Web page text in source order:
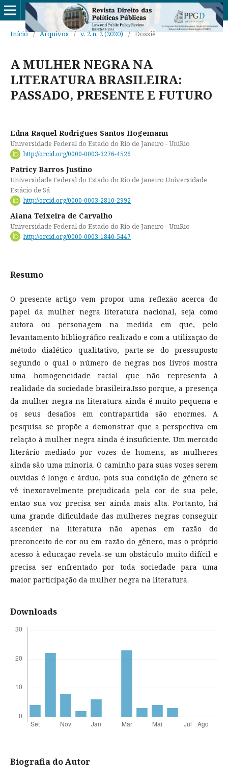
Início / Arquivos / v. 2 n. 2 (2020) / Dossiê
A MULHER NEGRA NA
LITERATURA BRASILEIRA:
PASSADO, PRESENTE E FUTURO
Edna Raquel Rodrigues Santos Hogemann
Universidade Federal do Estado do Rio de Janeiro - UniRio
http://orcid.org/0000-0003-3276-4526
Patricy Barros Justino
Universidade Federal do Estado do Rio de Janeiro Universidade
Estácio de Sá
http://orcid.org/0000-0003-2810-2992
Aiana Teixeira de Carvalho
Universidade Federal do Estado do Rio de Janeiro - UniRio
http://orcid.org/0000-0003-1840-5447
Resumo
O presente artigo vem propor uma reflexão acerca do
papel da mulher negra literatura nacional, seja como
autora ou personagem na medida em que, pelo
levantamento bibliográfico realizado e com a utilização do
método dialético qualitativo, parte-se do pressuposto
segundo o qual o número de negras nos livros mostra
uma homogeneidade racial que não representa à
realidade da sociedade brasileira.Isso porque, a presença
da mulher negra na literatura ainda é muito pequena e
os seus desafios em contrapartida são enormes. A
pesquisa se propõe a demonstrar que a perspectiva em
relação à mulher negra ainda é insuficiente. Um mercado
literário mediado por vozes de homens, as mulheres
ainda são uma minoria. O caminho para suas vozes serem
ouvidas é longo e árduo, pois sua condição de gênero se
vê inexoravelmente prejudicada pela cor de sua pele,
então sua voz precisa ser ainda mais alta. Portanto, há
uma grande dificuldade das mulheres negras conseguir
ascender na literatura não apenas em razão do
preconceito de cor ou em razão do gênero, mas o próprio
acesso à educação revela-se um obstáculo muito difícil e
precisa ser enfrentado por toda sociedade para uma
maior participação da mulher negra na literatura.
Downloads
Biografia do Autor